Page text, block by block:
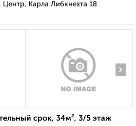
Карла Либкнехта 18
›
срок, 34м², 3/5 этаж